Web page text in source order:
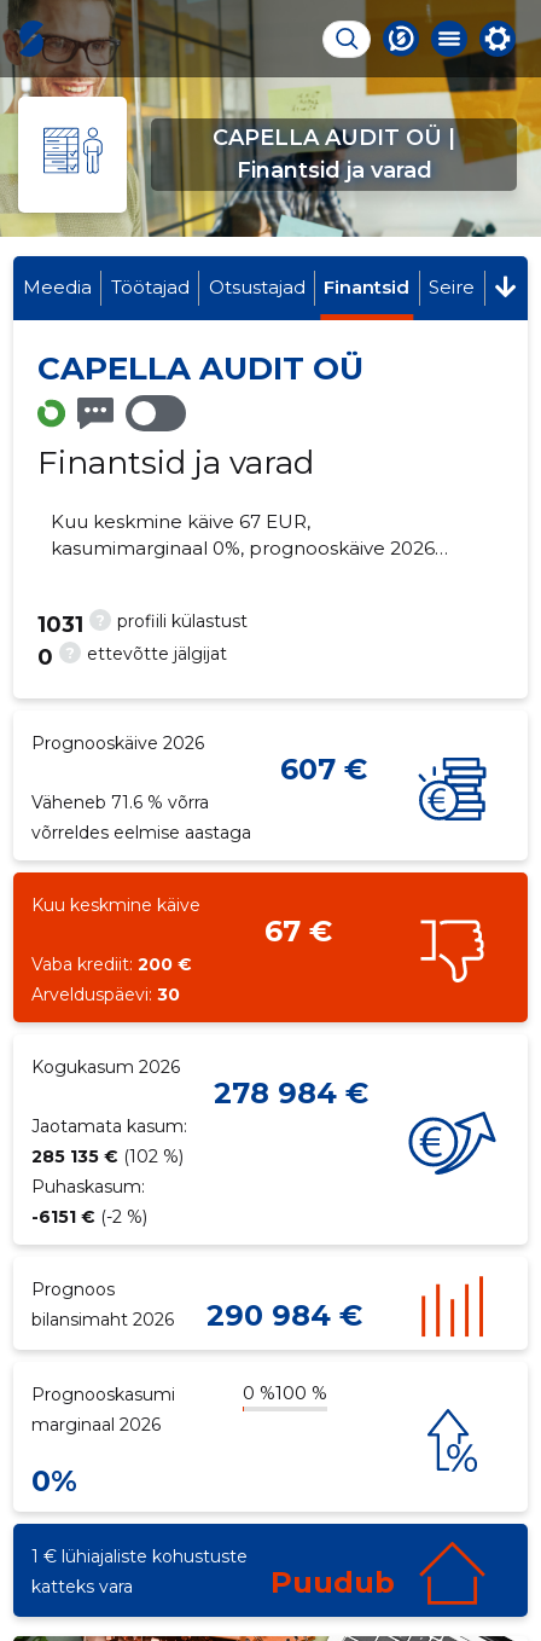
CAPELLA AUDIT OÜ |
Finantsid ja varad
Meedia Töötajad Otsustajad Finantsid Seire
CAPELLA AUDIT OÜ
Finantsid ja varad
Kuu keskmine käive 67 EUR,
kasumimarginaal 0%, prognooskäive 2026
? profiili külastust
1031
? ettevõtte jälgijat
0
Prognooskäive 2026
607 €
Väheneb 71.6 % võrra
võrreldes eelmise aastaga
Kuu keskmine käive
67 €
Vaba krediit:200 €
Arvelduspäevi:30
Kogukasum 2026
278 984 €
Jaotamata kasum:
285 135 € (102 %)
Puhaskasum:
-6151 € (-2 %)
Prognoos
bilansimaht 2026
290 984 €
Prognooskasumi
marginaal 2026
0 %100 %
0%
1 € lühiajaliste kohustuste
katteks vara
Puudub